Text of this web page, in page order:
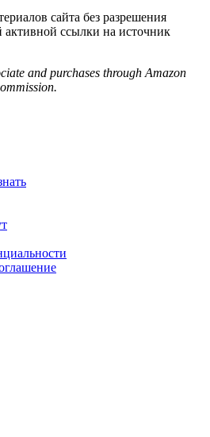
сайта без разрешения
активной ссылки на источник
and purchases through Amazon